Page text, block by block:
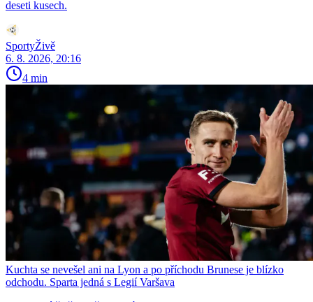
deseti kusech.
SportyŽivě
6. 8. 2026, 20:16
4 min
Kuchta se nevešel ani na Lyon a po příchodu Brunese je blízko
odchodu. Sparta jedná s Legií Varšava